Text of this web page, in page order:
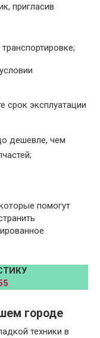
пригласив
срок эксплуатации
дешевле, чем
помогут
городе
техники в